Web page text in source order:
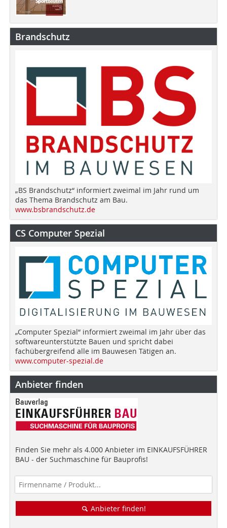
Brandschutz
„BS Brandschutz“ informiert zweimal im Jahr rund um
das Thema Brandschutz am Bau.
www.bsbrandschutz.de
CS Computer Spezial
„Computer Spezial“ informiert zweimal im Jahr über das
softwareunterstützte Bauen und spricht dabei
fachübergreifend alle im Bauwesen Tätigen an.
www.computer-spezial.de
Anbieter finden
Finden Sie mehr als 4.000 Anbieter im EINKAUFSFÜHRER
BAU - der Suchmaschine für Bauprofis!
Anbieter finden!